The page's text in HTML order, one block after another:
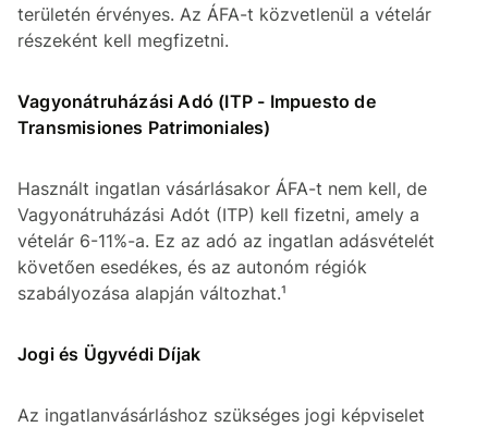
területén érvényes. Az ÁFA-t közvetlenül a vételár
részeként kell megfizetni.
Vagyonátruházási Adó (ITP - Impuesto de
Transmisiones Patrimoniales)
Használt ingatlan vásárlásakor ÁFA-t nem kell, de
Vagyonátruházási Adót (ITP) kell fizetni, amely a
vételár 6-11%-a. Ez az adó az ingatlan adásvételét
követően esedékes, és az autonóm régiók
szabályozása alapján változhat.¹
Jogi és Ügyvédi Díjak
Az ingatlanvásárláshoz szükséges jogi képviselet